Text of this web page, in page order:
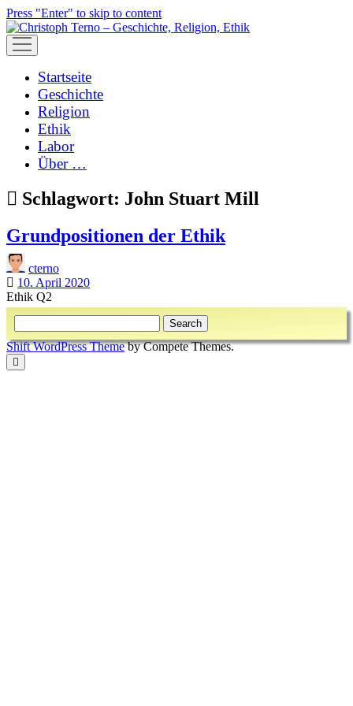
Press "Enter" to skip to content
open
menu
Startseite
Geschichte
Religion
Ethik
Labor
Über …
Schlagwort: John Stuart Mill
Grundpositionen der Ethik
cterno
10. April 2020
Ethik Q2
Sidebar
Shift WordPress Themeby Compete Themes.
Scroll
to